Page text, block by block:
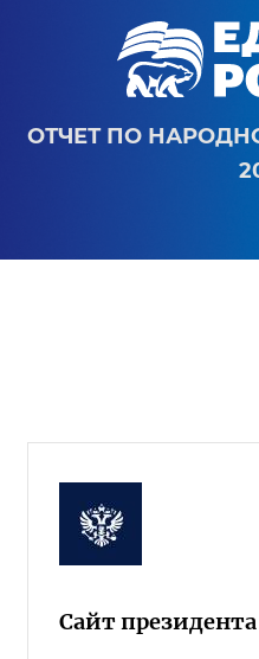
ОТЧЕТ ПО
Сайт